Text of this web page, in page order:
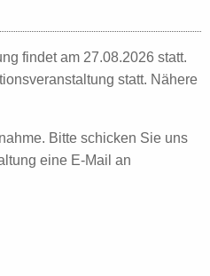
findet am 27.08.2026 statt.
statt. Nähere
Bitte schicken Sie uns
eine E-Mail an